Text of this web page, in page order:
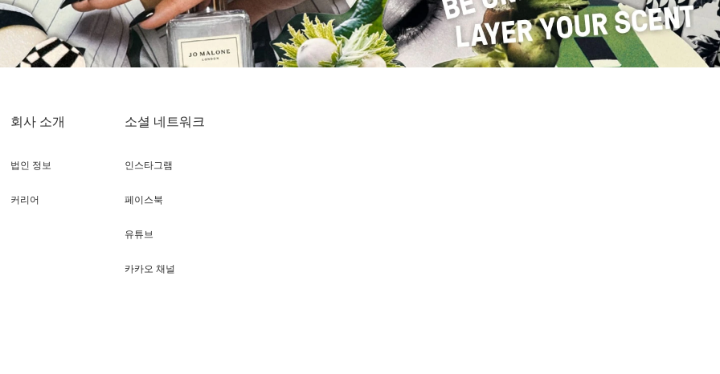
회사 소개
법인 정보
커리어
소셜 네트워크
인스타그램
페이스북
유튜브
카카오 채널